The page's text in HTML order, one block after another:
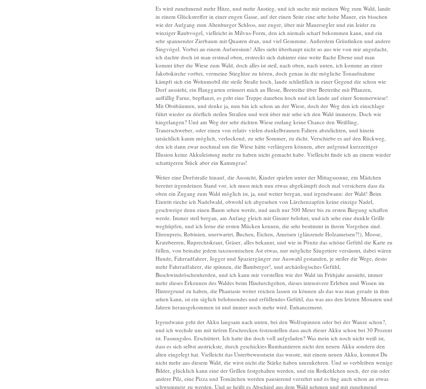
Es wird zunehmend mehr Hitze, und mehr Anstieg, und ich suche mir meinen Weg zum Wald, lande
in einem Glückstreffer in einer engen Gasse, auf der einen Seite eine sehr hohe Mauer, ein bisschen
wie der Aufgang zum Altenburger Schloss, nur enger, über mir Mauersegler und ein leider zu
winziger Raubvogel, vielleicht in Milvus-Form, den ich niemals scharf bekommen kann, und ein
sehr spannender Zierbaum mit Quasten dran, und viel Gesumme. Außerdem Grünfinken und andere
Singvögel. Vorbei an einem Aufseesium! Alles sieht überhaupt nicht so aus wie von mir angedacht,
ich dachte doch ist man erstmal oben, erstreckt sich dahinter eine weite flache Ebene und man
kommt über die Wiese zum Wald, doch alles ist steil, nach oben, nach unten, ich komme an einer
Jakobskirche vorbei, vermeine Stieglitze zu hören, doch genau in die mögliche Tonaufnahme
kämpft sich ein Wohnmobil die steile Straße hoch, lande schließlich in einer Gegend die schon wie
Dorf aussieht, ein Hanggarten erinnert mich an Hesse, Beetreihe über Beetreihe mit Pflanzen,
auffällig Farne, bepflanzt, es geht eine Treppe daneben hoch und ich lande auf einer Sommerwiese!
Mit Obstbäumen, und denke ja, nun bin ich schon an der Wiese, doch der Weg den ich einschlage
führt wieder zu dörflich steilen Straßen und weit über mir sehe ich den Wald immerzu. Doch wie
hingelangen? Und am Weg der sehr dichten Wiese entlang keine Chance den Weißling,
Trauerschweber, oder einen von relativ vielen dunkelbraunen Faltern abzulichten, und hinein
tatsächlich kaum möglich, verlockend, zu sehr Sommer, zu dicht. Verschiebe es auf den Rückweg,
den ich dann zwar nochmal um die Wiese hätte verlängern können, aber aufgrund kurzzeitiger
Illusion keine Akkuleistung mehr zu haben nicht gemacht habe. Vielleicht finde ich an einem wieder
schattigeren Stück aber ein Kammgras!
Weiter eine Dorfstraße hinauf, die Aussicht, Kinder spielen unter der Mittagssonne, ein Mädchen
bereitet irgendeinen Stand vor, ich muss mich nun etwas abgekämpft doch mal versichern dass da
oben ein Zugang zum Wald möglich ist, ja, und weiter bergan, und irgendwann: der Wald! Beim
Eintritt rieche ich Nadelwald, obwohl ich abgesehen von Lärchenzapfen keine einzige Nadel,
geschweige denn einen Baum sehen werde, und auch nur 500 Meter bis zu ersten Biegung schaffen
werde. Immer steil bergan, am Anfang gleich mit Ginster belohnt, und ich sehe eine dunkle Grille
weghüpfen, und ich lerne die ersten Mücken kennen, die sehr bestimmt in ihrem Vorgehen sind.
Ehrenpreis, Robinien, unerwartet, Buchen, Eichen, Ameisen (glänzende Holzameisen?!), Moose,
Kratzbeeren, Ruprechtskraut, Gräser, alles bekannt, und wie in Pönitz das schöne Gefühl die Karte zu
füllen, von beinahe jedem taxonomischen Ast etwas, nur mögliche Säugetiere versäumt, dabei wären
Hunde, Fahrradfahrer, Jogger und Spaziergänger zur Auswahl gestanden, je steiler die Wege, desto
mehr Fahrradfahrer, die spinnen, die Bamberger!, und archäologisches Gefühl,
Buschwindröschenherden, und ich kann mir vorstellen wie der Wald im Frühjahr aussieht, immer
mehr dieses Erkennen des Waldes beim Hindurchgehen, dieses intensivere Erleben und Wissen im
Hintergrund zu haben, die Phantasie weiter reichen lassen zu können als das was man gerade in ihm
sehen kann, ist ein säglich belohnendes und erfüllendes Gefühl, das was aus den letzten Monaten und
Jahren herausgekommen ist und immer noch mehr wird. Enhancement.
Irgendwann geht der Akku langsam nach unten, bei den Wolfsspinnen oder bei der Wanze schon?,
und ich wechsle um mit tiefem Erschrecken festzustellen dass auch dieser Akku schon bei 30 Prozent
ist. Fassungslos. Erschüttert. Ich hatte ihn doch voll aufgeladen? Was mein ich noch nicht weiß ist,
dass es sich selbst austrickste, durch geschicktes Rumhantieren nicht den neuen Akku sondern den
alten eingelegt hat. Vielleicht das Unterbewusstsein das wusste, mit einem neuen Akku, kommst Du
nicht mehr aus diesem Wald, die wirst nicht die Stärke haben umzukehren. Und so verbleiben wenige
Bilder, glücklich kann eine der Grillen festgehalten werden, und ein Rotkehlchen noch, der ein oder
andere Pilz, eine Pizza und Tomätchen werden pausierend verzehrt und es fing auch schon an etwas
schwummrig zu werden. Und so heißt es Abschied aus dem Wald nehmen und mit zunehmend